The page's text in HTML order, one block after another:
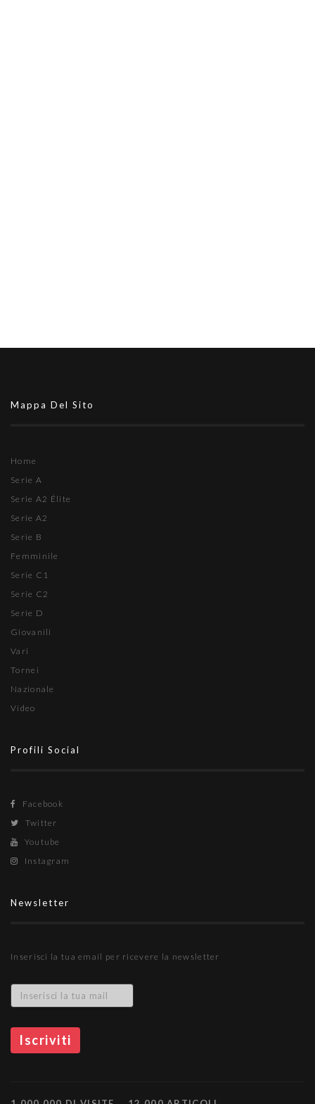
Mappa Del Sito
Home
Serie A
Serie A2 Élite
Serie A2
Serie B
Femminile
Serie C1
Serie C2
Serie D
Giovanili
Vari
Tornei
Nazionale
Video
Profili Social
Facebook
Twitter
Youtube
Instagram
Newsletter
Inserisci la tua email per ricevere la newsletter